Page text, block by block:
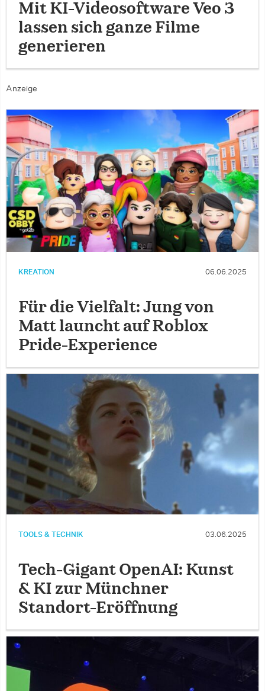
Mit KI-Videosoftware Veo 3
lassen sich ganze Filme
generieren
Anzeige
KREATION 06.06.2025
Für die Vielfalt: Jung von
Matt launcht auf Roblox
Pride-Experience
TOOLS & TECHNIK 03.06.2025
Tech-Gigant OpenAI: Kunst
& KI zur Münchner
Standort-Eröffnung